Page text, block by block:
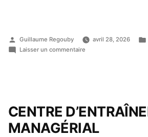
Guillaume Regouby avril 28, 2026
Laisser un commentaire
CENTRE
MANAGÉRIAL